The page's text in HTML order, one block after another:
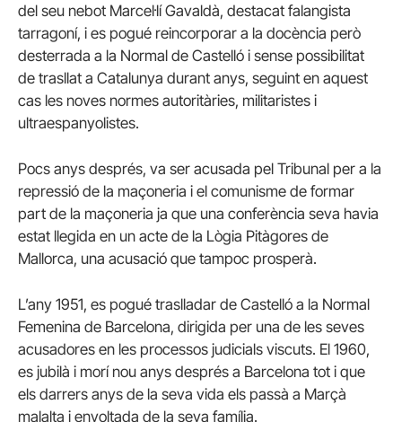
del seu nebot Marcel·lí Gavaldà, destacat falangista
tarragoní, i es pogué reincorporar a la docència però
desterrada a la Normal de Castelló i sense possibilitat
de trasllat a Catalunya durant anys, seguint en aquest
cas les noves normes autoritàries, militaristes i
ultraespanyolistes.
Pocs anys després, va ser acusada pel Tribunal per a la
repressió de la maçoneria i el comunisme de formar
part de la maçoneria ja que una conferència seva havia
estat llegida en un acte de la Lògia Pitàgores de
Mallorca, una acusació que tampoc prosperà.
L’any 1951, es pogué traslladar de Castelló a la Normal
Femenina de Barcelona, dirigida per una de les seves
acusadores en les processos judicials viscuts. El 1960,
es jubilà i morí nou anys després a Barcelona tot i que
els darrers anys de la seva vida els passà a Marçà
malalta i envoltada de la seva família.